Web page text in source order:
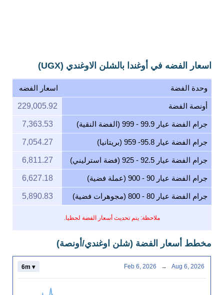
اسعار الفضه في أوغندا بالشلن الاوغندي (UGX)
وحدة الفضة اسعار الفضه
ملاحظة: يتم تحديث أسعار الفضة لحظيا.
أونصة الفضة 229,005.92
جرام الفضة عيار 99.9 - 999 (الفضة النقية) 7,363.53
جرام الفضة عيار 95.8- 959 (بريتانيا) 7,054.27
جرام الفضة عيار 92.5 - 925 (فضة استرليني) 6,811.27
جرام الفضة عيار 90 - 900 (عملة فضية) 6,627.18
جرام الفضة عيار 80 - 800 (مجوهرات فضية) 5,890.83
مخطط أسعار الفضة (شلن اوغندي/أونصة)
6m ▾ Feb 6, 2026 → Aug 6, 2026